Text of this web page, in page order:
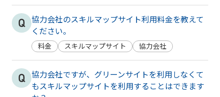
協力会社のスキルマップサイト利用料金を教えて
ください。
料金 スキルマップサイト 協力会社
協力会社ですが、グリーンサイトを利用しなくて
もスキルマップサイトを利用することはできます